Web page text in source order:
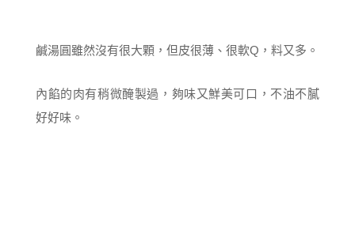
鹹湯圓雖然沒有很大顆，但皮很薄、很軟Q，料又多。
內餡的肉有稍微醃製過，夠味又鮮美可口，不油不膩
好好味。